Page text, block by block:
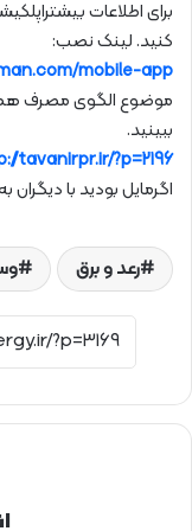
برای اطلاعات
کنید. لینک نصب:
mobile-app
موضوع الگوی مصرف
ببینید.
tavanirpr.ir/?p=2196
اگرمایل بودید با دیگران
رعد و برق